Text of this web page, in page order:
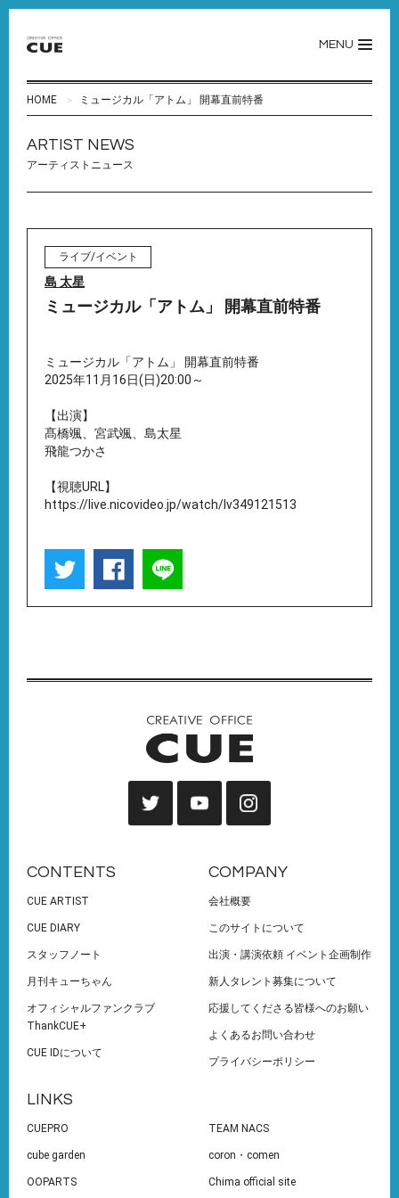
MENU
HOME ミュージカル「アトム」 開幕直前特番
ARTIST NEWS
アーティストニュース
ライブ/イベント
島 太星
ミュージカル「アトム」 開幕直前特番
ミュージカル「アトム」 開幕直前特番
2025年11月16日(日)20:00～
【出演】
髙橋颯、宮武颯、島太星
飛龍つかさ
【視聴URL】
https://live.nicovideo.jp/watch/lv349121513
CONTENTS
CUE ARTIST
CUE DIARY
スタッフノート
月刊キューちゃん
オフィシャルファンクラブ
ThankCUE+
CUE IDについて
COMPANY
会社概要
このサイトについて
出演・講演依頼 イベント企画制作
新人タレント募集について
応援してくださる皆様へのお願い
よくあるお問い合わせ
プライバシーポリシー
LINKS
CUEPRO TEAM NACS
cube garden coron・comen
OOPARTS Chima official site